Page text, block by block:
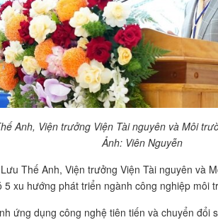
Anh, Viện trưởng Viện Tài nguyên và Môi
Ảnh: Viên Nguyễn
Thế Anh, Viện trưởng Viện Tài nguyên và
5 xu hướng phát triển ngành công nghiệp môi
ứng dụng công nghệ tiên tiến và chuyển đổi